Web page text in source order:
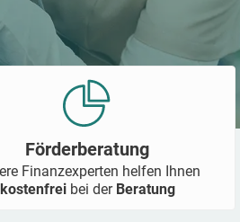
Förderberatung
Finanzexperten helfen Ihnen
kostenfrei bei der Beratung